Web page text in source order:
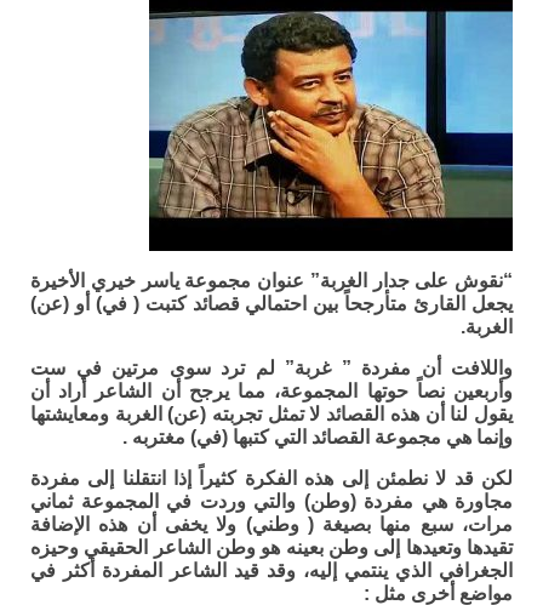
“نقوش على جدار الغربة” عنوان مجموعة ياسر خيري الأخيرة
يجعل القارئ متأرجحاً بين احتمالي قصائد كتبت ( في) أو (عن)
الغربة.
واللافت أن مفردة ” غربة” لم ترد سوى مرتين في ست
وأربعين نصاً حوتها المجموعة، مما يرجح أن الشاعر أراد أن
يقول لنا أن هذه القصائد لا تمثل تجربته (عن) الغربة ومعايشتها
وإنما هي مجموعة القصائد التي كتبها (في) مغتربه .
لكن قد لا نطمئن إلى هذه الفكرة كثيراً إذا انتقلنا إلى مفردة
مجاورة هي مفردة (وطن) والتي وردت في المجموعة ثماني
مرات، سبع منها بصيغة ( وطني) ولا يخفى أن هذه الإضافة
تقيدها وتعيدها إلى وطن بعينه هو وطن الشاعر الحقيقي وحيزه
الجغرافي الذي ينتمي إليه، وقد قيد الشاعر المفردة أكثر في
مواضع أخرى مثل :